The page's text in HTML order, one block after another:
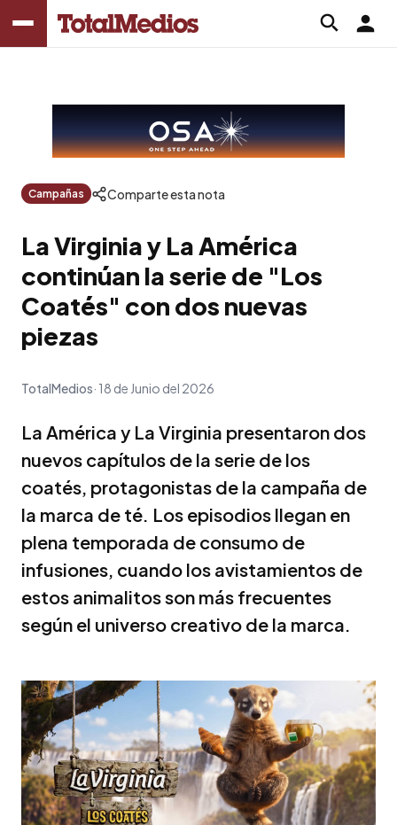
Campañas Comparte esta nota
La Virginia y La América
continúan la serie de "Los
Coatés" con dos nuevas
piezas
TotalMedios 18 de Junio del 2026
La América y La Virginia presentaron dos
nuevos capítulos de la serie de los
coatés, protagonistas de la campaña de
la marca de té. Los episodios llegan en
plena temporada de consumo de
infusiones, cuando los avistamientos de
estos animalitos son más frecuentes
según el universo creativo de la marca.